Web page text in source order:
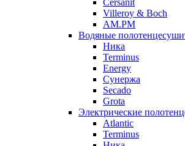
Cersanit
Villeroy & Boch
AM.PM
Водяные
Ника
Terminus
Energy
Сунержа
Secado
Grota
Электрические
Atlantic
Terminus